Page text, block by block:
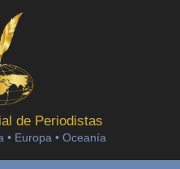
de Periodistas
• Europa • Oceanía